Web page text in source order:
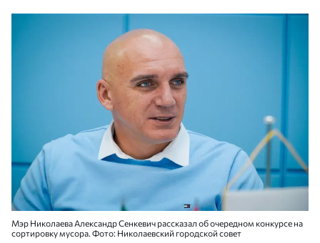
Мэр Николаева Александр Сенкевич рассказал об очередном конкурсе на
сортировку мусора. Фото: Николаевский городской совет